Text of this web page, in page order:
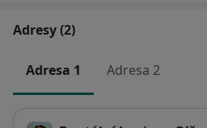
Adresy (2)
Adresa 1 Adresa 2